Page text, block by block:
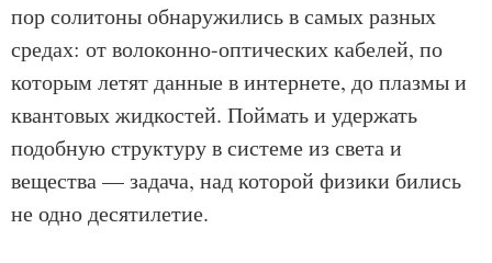
пор солитоны обнаружились в самых разных
средах: от волоконно-оптических кабелей, по
которым летят данные в интернете, до плазмы и
квантовых жидкостей. Поймать и удержать
подобную структуру в системе из света и
вещества — задача, над которой физики бились
не одно десятилетие.